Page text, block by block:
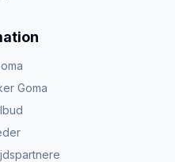
Goma